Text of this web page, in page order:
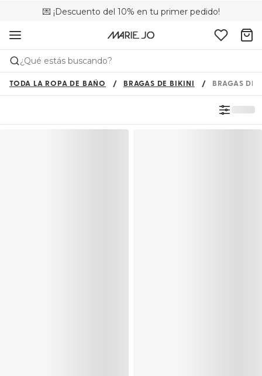
💌 ¡Descuento del 10% en tu primer pedido!
🚚 Envío gratuito a partir de 75 €
📦 Devoluciones gratuitas
¿Qué estás buscando?
TODA LA ROPA DE BAÑO BRAGAS DE BIKINI BRAGAS DE